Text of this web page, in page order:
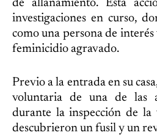
de allanamiento. Esta
investigaciones en curso,
como una persona de
feminicidio agravado.
Previo a la entrada en su
voluntaria de una de las
durante la inspección de la
descubrieron un fusil y un